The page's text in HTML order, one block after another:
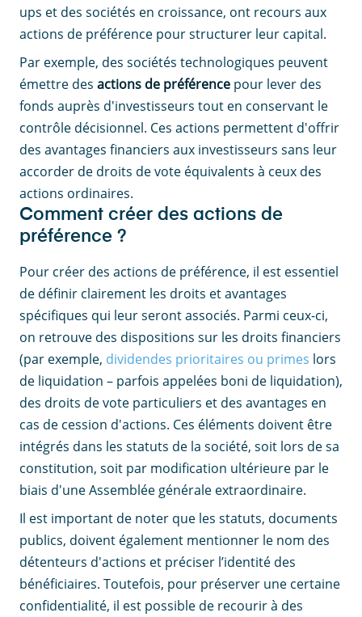
ups et des sociétés en croissance, ont recours aux
actions de préférence pour structurer leur capital.
Par exemple, des sociétés technologiques peuvent
émettre des actions de préférence pour lever des
fonds auprès d'investisseurs tout en conservant le
contrôle décisionnel. Ces actions permettent d'offrir
des avantages financiers aux investisseurs sans leur
accorder de droits de vote équivalents à ceux des
actions ordinaires.
Comment créer des actions de
préférence ?
Pour créer des actions de préférence, il est essentiel
de définir clairement les droits et avantages
spécifiques qui leur seront associés. Parmi ceux-ci,
on retrouve des dispositions sur les droits financiers
(par exemple, dividendes prioritaires ou primes lors
de liquidation – parfois appelées boni de liquidation),
des droits de vote particuliers et des avantages en
cas de cession d'actions. Ces éléments doivent être
intégrés dans les statuts de la société, soit lors de sa
constitution, soit par modification ultérieure par le
biais d'une Assemblée générale extraordinaire.
Il est important de noter que les statuts, documents
publics, doivent également mentionner le nom des
détenteurs d'actions et préciser l’identité des
bénéficiaires. Toutefois, pour préserver une certaine
confidentialité, il est possible de recourir à des